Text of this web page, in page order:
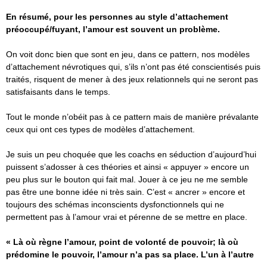
En résumé, pour les personnes au style d’attachement
préoccupé/fuyant, l’amour est souvent un problème.
On voit donc bien que sont en jeu, dans ce pattern, nos modèles
d’attachement névrotiques qui, s’ils n’ont pas été conscientisés puis
traités, risquent de mener à des jeux relationnels qui ne seront pas
satisfaisants dans le temps.
Tout le monde n’obéit pas à ce pattern mais de manière prévalante
ceux qui ont ces types de modèles d’attachement.
Je suis un peu choquée que les coachs en séduction d’aujourd’hui
puissent s’adosser à ces théories et ainsi « appuyer » encore un
peu plus sur le bouton qui fait mal. Jouer à ce jeu ne me semble
pas être une bonne idée ni très sain. C’est « ancrer » encore et
toujours des schémas inconscients dysfonctionnels qui ne
permettent pas à l’amour vrai et pérenne de se mettre en place.
« Là où règne l’amour, point de volonté de pouvoir; là où
prédomine le pouvoir, l’amour n’a pas sa place. L’un à l’autre